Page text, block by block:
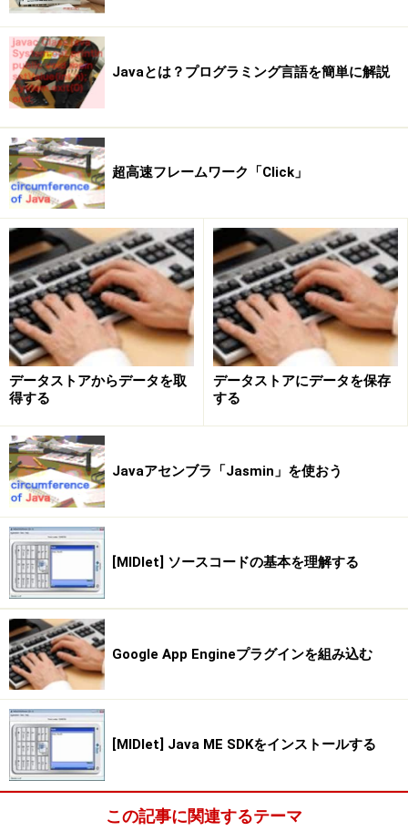
ぞれの機能や働きを示すクラスを作り、それらたくさん
のクラスが集まって動くようになっているのです。です
から、Javaでプログラムを作るというのは、言い替えれ
ば「クラスを作る」ということなのですね。
クラスというのは、それだけが独立して働くようになっ
ていないといけません。例えば、ウインドウを持ったプ
ログラムがあったときに「ウインドウのクラス」「メニ
ューのクラス」というようにそれぞれが独立して使える
クラスをひとまとめにして設計するわけです。こうして
おけば、後から「ウインドウをもっと変えよう」と思っ
たら、ウインドウのクラスを修正して入れ替えるだけで
済むでしょう？
そうするためには、それぞれのクラスの中に「そのクラ
スに必要な機能」と「そのクラスに必要な情報（各種の
値）」が用意されていないといけません。これらを定義
していくのが「クラスを作る」ということだ、といって
いいでしょう。この２つの要素は、クラスの中では以下
のようなものとして定義されます。
●フィールド－－そのクラスに必要なさまざまな値を保
管するためのもの。「変数」という、値を保管するもの
を使って用意する
●メソッド－－そのクラスに用意される機能を定義した
もの
フィールドについては、変数の使い方がわかればわかる
ようになるでしょう（今回は使っていません）。メソッ
ドについては、以下のような形で定義をします。
・・・ここに実行する処理を書く・・・
Javaとは？プログラミング言語を簡単に解説
超高速フレームワーク「Click」
データストアからデータを取
得する
データストアにデータを保存
する
Javaアセンブラ「Jasmin」を使おう
[MIDlet] ソースコードの基本を理解する
Google App Engineプラグインを組み込む
[MIDlet] Java ME SDKをインストールする
この記事に関連するテーマ